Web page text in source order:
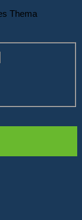
Thema